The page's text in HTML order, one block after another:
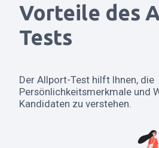
Vorteile des
Tests
Der Allport-Test hilft Ihnen, die
Persönlichkeitsmerkmale und
Kandidaten zu verstehen.